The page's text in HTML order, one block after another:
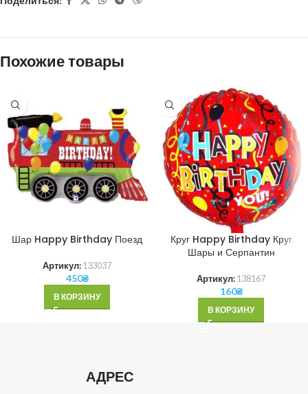
Похожие товары
Шар Happy Birthday Поезд
Артикул: 133037
450₴
В КОРЗИНУ
Круг Happy Birthday Круг
Шары и Серпантин
Артикул: 138167
160₴
В КОРЗИНУ
АДРЕС